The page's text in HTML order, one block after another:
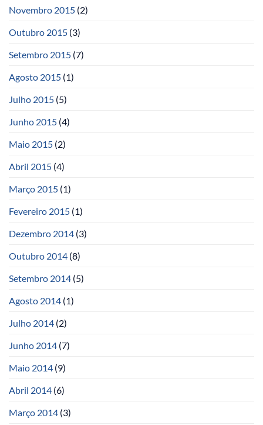
Novembro 2015 (2)
Outubro 2015 (3)
Setembro 2015 (7)
Agosto 2015 (1)
Julho 2015 (5)
Junho 2015 (4)
Maio 2015 (2)
Abril 2015 (4)
Março 2015 (1)
Fevereiro 2015 (1)
Dezembro 2014 (3)
Outubro 2014 (8)
Setembro 2014 (5)
Agosto 2014 (1)
Julho 2014 (2)
Junho 2014 (7)
Maio 2014 (9)
Abril 2014 (6)
Março 2014 (3)